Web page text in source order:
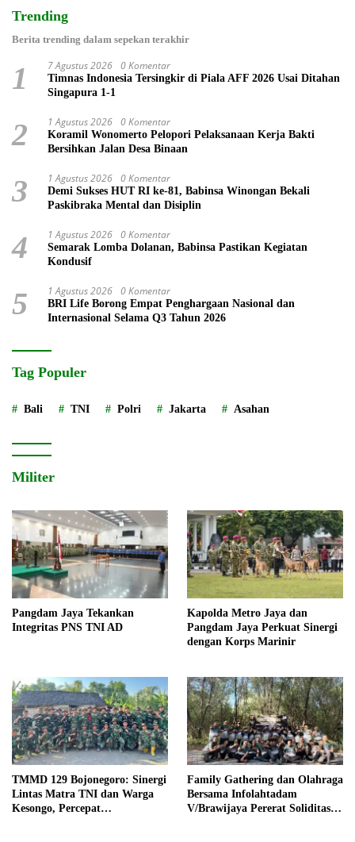
Trending
Berita trending dalam sepekan terakhir
1 7 Agustus 2026 0 Komentar
Timnas Indonesia Tersingkir di Piala AFF 2026 Usai Ditahan
Singapura 1-1
2 1 Agustus 2026 0 Komentar
Koramil Wonomerto Pelopori Pelaksanaan Kerja Bakti
Bersihkan Jalan Desa Binaan
3 1 Agustus 2026 0 Komentar
Demi Sukses HUT RI ke-81, Babinsa Winongan Bekali
Paskibraka Mental dan Disiplin
4 1 Agustus 2026 0 Komentar
Semarak Lomba Dolanan, Babinsa Pastikan Kegiatan
Kondusif
5 1 Agustus 2026 0 Komentar
BRI Life Borong Empat Penghargaan Nasional dan
Internasional Selama Q3 Tahun 2026
Tag Populer
Bali TNI Polri Jakarta Asahan
Militer
Pangdam Jaya Tekankan
Integritas PNS TNI AD
Kapolda Metro Jaya dan
Pangdam Jaya Perkuat Sinergi
dengan Korps Marinir
TMMD 129 Bojonegoro: Sinergi
Lintas Matra TNI dan Warga
Kesongo, Percepat
Family Gathering dan Olahraga
Bersama Infolahtadam
V/Brawijaya Pererat Soliditas